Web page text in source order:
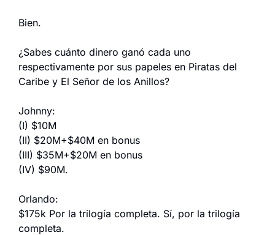
Bien.
¿Sabes cuánto dinero ganó cada uno
respectivamente por sus papeles en Piratas del
Caribe y El Señor de los Anillos?
Johnny:
(I) $10M
(II) $20M+$40M en bonus
(III) $35M+$20M en bonus
(IV) $90M.
Orlando:
$175k Por la trilogía completa. Sí, por la trilogía
completa.